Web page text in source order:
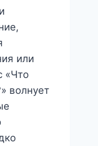
или
«Что
волнует